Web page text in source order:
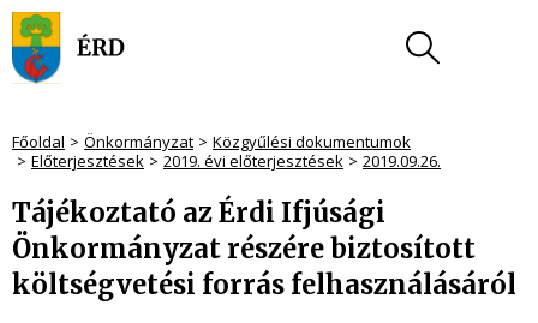
Főoldal Önkormányzat
Közgyűlési dokumentumok
Előterjesztések
2019. évi előterjesztések 2019.09.26.
Tájékoztató az Érdi Ifjúsági
Önkormányzat részére biztosított
költségvetési forrás felhasználásáról